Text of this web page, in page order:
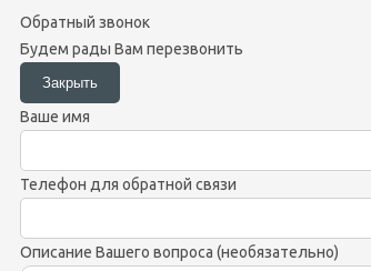
Обратный звонок
Будем рады Вам перезвонить
Ваше имя
Телефон для обратной связи
Описание Вашего вопроса (необязательно)